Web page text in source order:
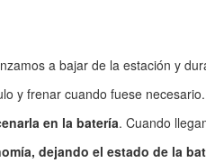
a bajar de la estación y
y frenar cuando fuese
en la batería. Cuando
dejando el estado de la